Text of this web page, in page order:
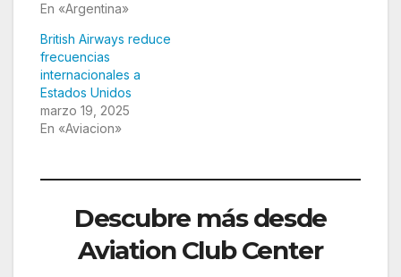
En «Argentina»
British Airways reduce
frecuencias
internacionales a
Estados Unidos
marzo 19, 2025
En «Aviacion»
Descubre más desde
Aviation Club Center